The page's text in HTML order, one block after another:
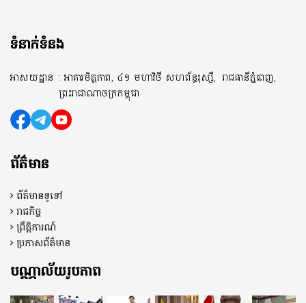
ទំនាក់ទំនង
អាសយដ្ឋាន : អាគារមិត្តភាព, ៤១ មហាវិថី សហព័ន្ធរុស្សី, រាជធានីភ្នំពេញ,
ព្រះរាជាណាចក្រកម្ពុជា
ព័ត៌មាន
ព័ត៌មានទូទៅ
រាជកិច្ច
ព្រឹត្តិការណ៍
ប្រកាសព័ត៌មាន
បណ្ណាល័យរូបភាព